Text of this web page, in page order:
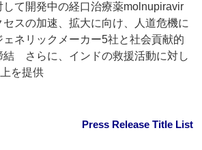
して開発中の経口治療薬molnupiravir
スの加速、拡大に向け、人道危機に
ネリックメーカー5社と社会貢献的
結 さらに、インドの救援活動に対し
を提供
Press Release Title List